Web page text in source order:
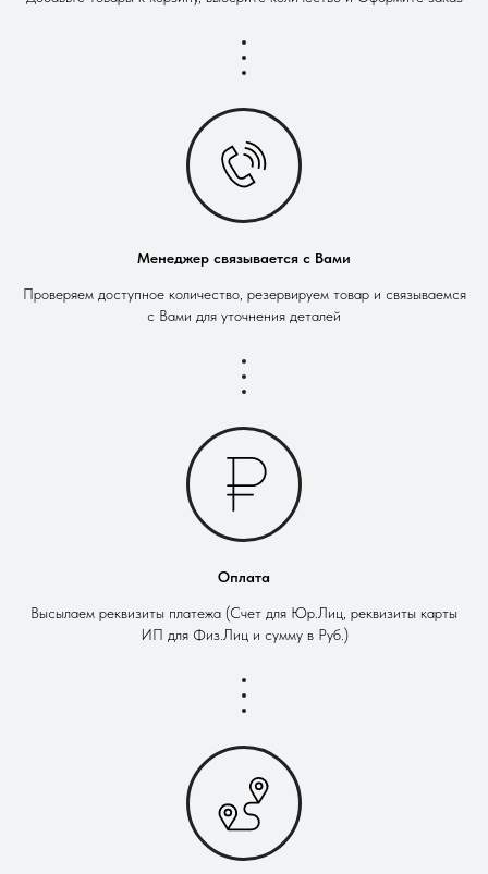
Менеджер связывается с Вами
Проверяем доступное количество, резервируем товар и связываемся
с Вами для уточнения деталей
Оплата
Высылаем реквизиты платежа (Счет для Юр.Лиц, реквизиты карты
ИП для Физ.Лиц и сумму в Руб.)